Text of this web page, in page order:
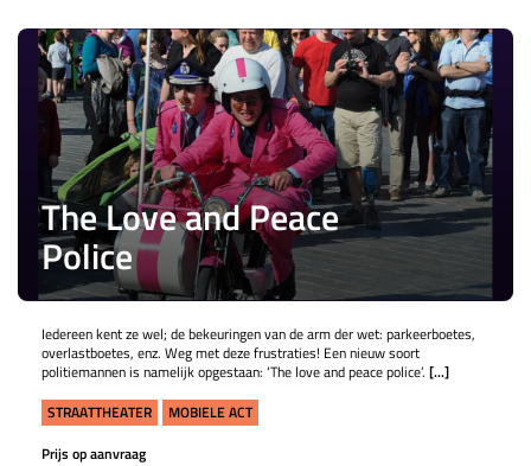
The Love and Peace
Police
Iedereen kent ze wel; de bekeuringen van de arm der wet: parkeerboetes,
overlastboetes, enz. Weg met deze frustraties! Een nieuw soort
politiemannen is namelijk opgestaan: ‘The love and peace police’. [...]
STRAATTHEATER
MOBIELE ACT
Prijs op aanvraag